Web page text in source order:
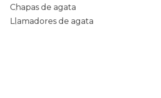
Chapas de agata
Llamadores de agata